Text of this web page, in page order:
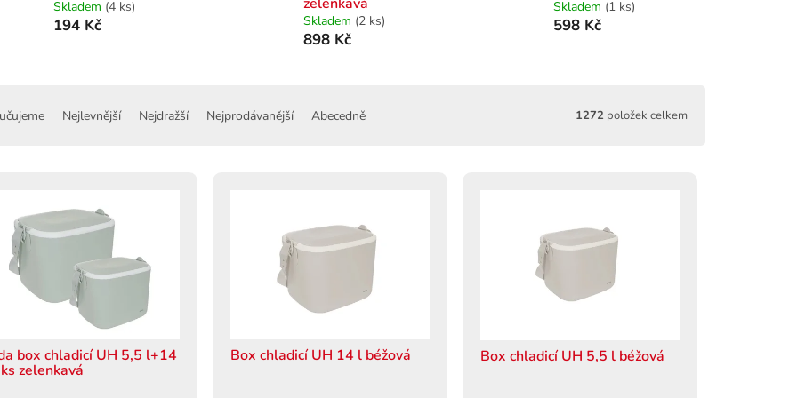
Skladem (4 ks)
194 Kč
zelenkavá
Skladem (2 ks)
898 Kč
Skladem (1 ks)
598 Kč
Nejlevnější Nejdražší Nejprodávanější Abecedně 1272 položek celkem
box chladicí UH 5,5 l+14
zelenkavá
Box chladicí UH 14 l béžová Box chladicí UH 5,5 l béžová